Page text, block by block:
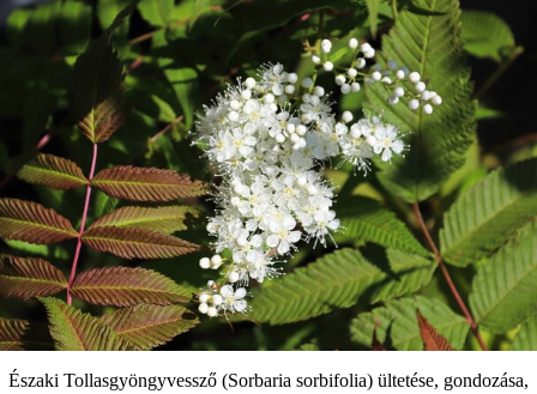
Északi Tollasgyöngyvessző (Sorbaria sorbifolia) ültetése, gondozása,